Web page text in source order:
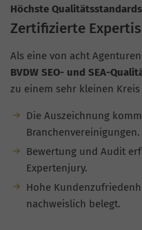
Höchste Qualitätsstandards
Zertifizierte
Als eine von acht
BVDW SEO- und SEA-
zu einem sehr kleinen
Die Auszeichnung
Branchenvereinigungen.
Bewertung und Audit
Expertenjury.
Hohe
nachweislich belegt.